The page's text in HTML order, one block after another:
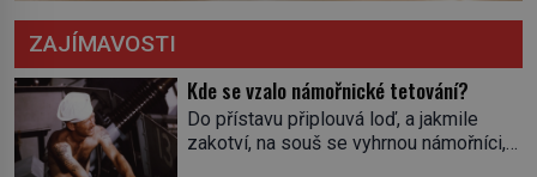
ZAJÍMAVOSTI
Kde se vzalo námořnické tetování?
Do přístavu připlouvá loď, a jakmile
zakotví, na souš se vyhrnou námořníci,